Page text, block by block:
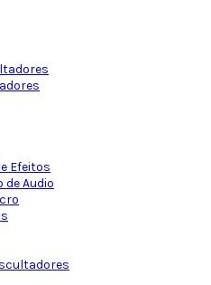
Efeitos
Audio